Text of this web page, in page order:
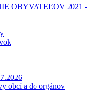
OBYVATEĽOV 2021 -
obcí a do orgánov